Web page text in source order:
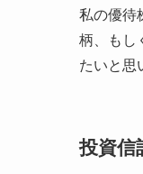
私の優待
柄、もし
たいと思
投資